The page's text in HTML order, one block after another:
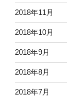
2018年11月
2018年10月
2018年9月
2018年8月
2018年7月